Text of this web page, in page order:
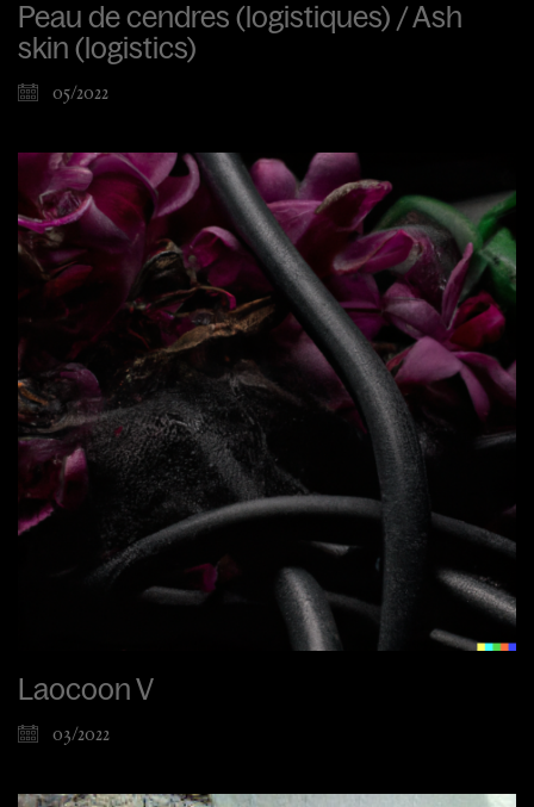
Peau de cendres (logistiques) / Ash
skin (logistics)
05/2022
Laocoon V
03/2022